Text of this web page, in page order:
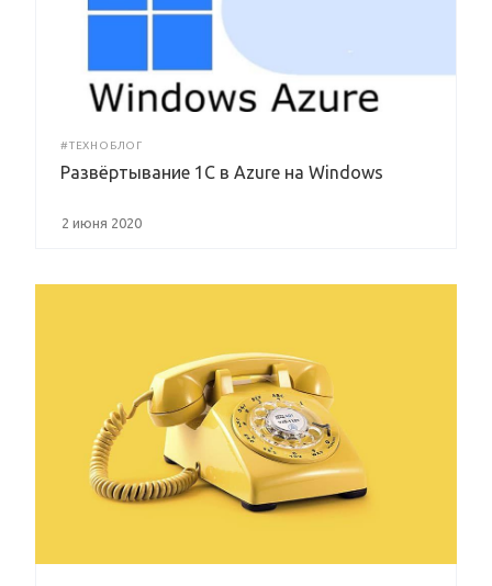
#ТЕХНОБЛОГ
Развёртывание 1С в Azure на Windows
2 июня 2020